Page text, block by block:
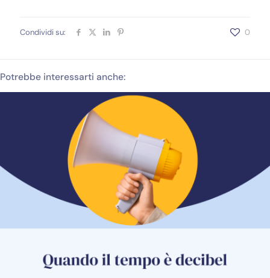
Condividi su: 0
Potrebbe interessarti anche: